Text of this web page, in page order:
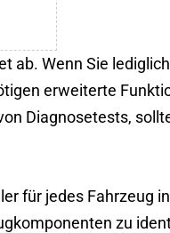
Wenn Sie
erweiterte
Diagnosetests,
für jedes Fahrzeug
zu